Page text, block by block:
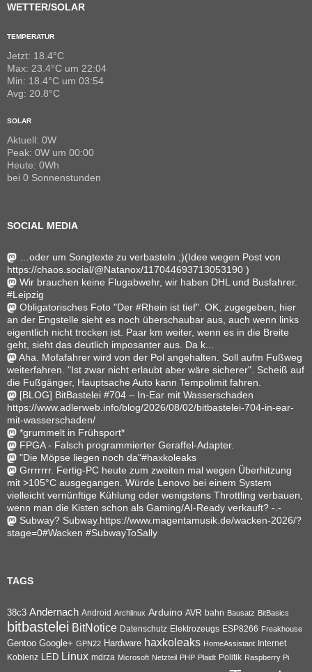
WETTER/SOLAR
TEMPERATUR
Jetzt: 18.4°C
Max: 23.4°C um 22:04
Min: 18.4°C um 03:54
Avg: 20.8°C
SOLAR
Aktuell: 0W
Peak: 0W um 00:00
Heute: 0Wh
bei 0 Sonnenstunden
SOCIAL MEDIA
…oder um Songtexte zu verbasteln ;)(Idee wegen Post von
https://chaos.social/@Natanox/117044693713053190 )
Wir brauchen keine Flugabwehr, wir haben DHL und Busfahrer.
#Leipzig
Obligatorisches Foto "Der #Rhein ist tief". OK, zugegeben, hier
an der Engstelle sieht es noch überschaubar aus, auch wenn links
eigentlich nicht trocken ist. Paar km weiter, wenn es in die Breite
geht, sieht das deutlich imposanter aus. Da k...
Aha. Mofafahrer wird von der Pol angehalten. Soll aufm Fußweg
weiterfahren. "Ist zwar nicht erlaubt aber wäre sicherer". Scheiß auf
die Fußgänger, Hauptsache Auto kann Tempolimit fahren.
[BLOG] BitBastelei #704 – In-Ear mit Wasserschaden
https://www.adlerweb.info/blog/2026/08/02/bitbastelei-704-in-ear-
mit-wasserschaden/
*grummelt in Frühsport*
FPGA - Falsch programmierter Geraffel-Adapter.
"Die Möpse liegen noch da"#haxkoleaks
Grrrrrrr. Fertig-PC heute zum zweiten mal wegen Überhitzung
mit >105°C ausgegangen. Würde Lenovo bei einem System
vielleicht vernünftige Kühlung oder wenigstens Throttling verbauen,
wenn man die Kisten schon als Gaming/AI-Ready verkauft? -.-
Subway? Subway.https://www.magentamusik.de/wacken-2026/?
stage=0#Wacken #SubwayToSally
TAGS
38c3 Andernach Android Archlinux Arduino AVR bahn Bausatz BitBasics
bitbastelei BitNotice Datenschutz Elektrozeugs ESP8266 Freakhouse
Gentoo Google+ GPN22 Hardware haxkoleaks HomeAssistant Internet
Koblenz LED Linux mdrza Microsoft Netzteil PHP Plaidt Politik Raspberry Pi